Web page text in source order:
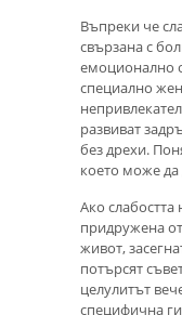
Въпреки че
свързана с
емоционално
специално
развиват
без дрехи.
което може
Ако слабостта
придружена
живот,
потърсят
целулитът
специфична